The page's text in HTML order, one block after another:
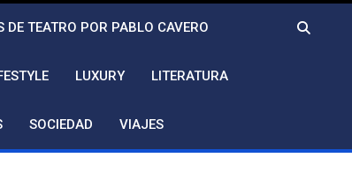
DE TEATRO POR PABLO CAVERO
LUXURY LITERATURA
SOCIEDAD VIAJES